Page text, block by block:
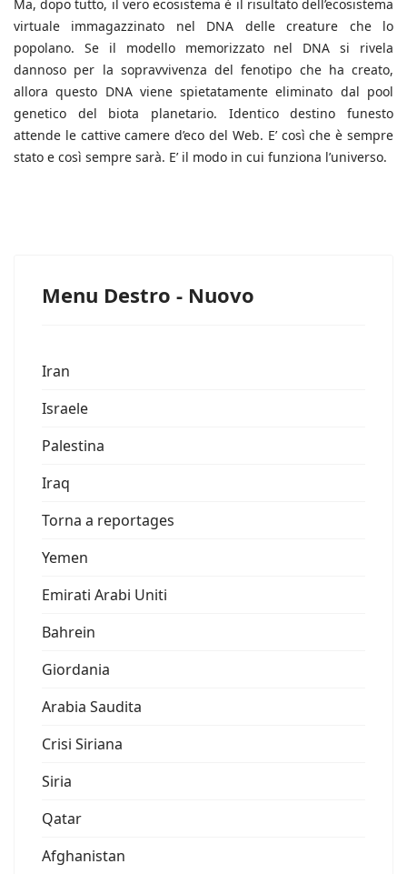
Ma, dopo tutto, il vero ecosistema è il risultato dell’ecosistema
virtuale immagazzinato nel DNA delle creature che lo
popolano. Se il modello memorizzato nel DNA si rivela
dannoso per la sopravvivenza del fenotipo che ha creato,
allora questo DNA viene spietatamente eliminato dal pool
genetico del biota planetario. Identico destino funesto
attende le cattive camere d’eco del Web. E’ così che è sempre
stato e così sempre sarà. E’ il modo in cui funziona l’universo.
Menu Destro - Nuovo
Iran
Israele
Palestina
Iraq
Torna a reportages
Yemen
Emirati Arabi Uniti
Bahrein
Giordania
Arabia Saudita
Crisi Siriana
Siria
Qatar
Afghanistan